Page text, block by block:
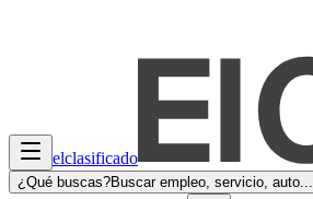
elclasificado
¿Qué buscas?Buscar empleo, servicio, auto...